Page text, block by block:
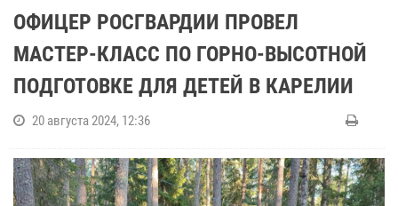
ОФИЦЕР РОСГВАРДИИ ПРОВЕЛ
МАСТЕР-КЛАСС ПО ГОРНО-ВЫСОТНОЙ
ПОДГОТОВКЕ ДЛЯ ДЕТЕЙ В КАРЕЛИИ
20 августа 2024, 12:36